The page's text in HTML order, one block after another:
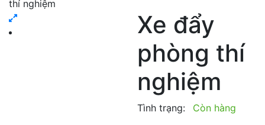
thí nghiệm
Xe đẩy
phòng thí
nghiệm
Tình trạng:
Còn hàng